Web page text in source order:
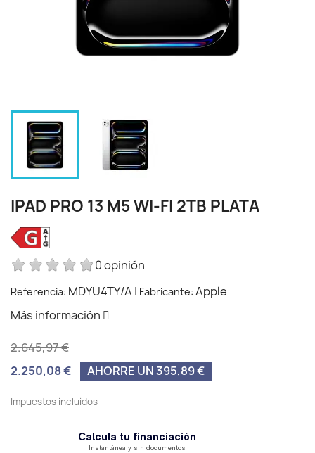
IPAD PRO 13 M5 WI‑FI 2TB PLATA
0 opinión
Referencia: MDYU4TY/A | Fabricante: Apple
Más información
2.645,97 €
2.250,08 €
AHORRE UN 395,89 €
Impuestos incluidos